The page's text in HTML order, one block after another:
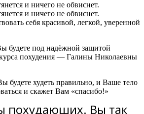
и ничего не обвиснет.
и ничего не обвиснет.
себя красивой, легкой, уверенной
будете под надёжной защитой
курса похудения — Галины Николаевны
будете худеть правильно, и Ваше тело
и скажет Вам «спасибо!»
похудаюших. Вы так